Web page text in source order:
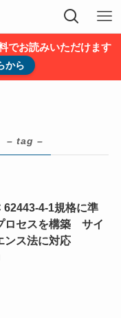
でお読みいただけます
から
– tag –
62443-4-1規格に準
ロセスを構築 サイ
ンス法に対応